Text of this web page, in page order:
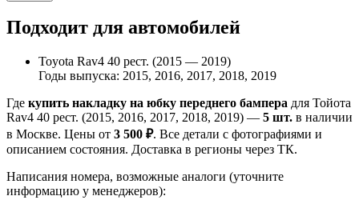
Подходит для автомобилей
Toyota Rav4 40 рест. (2015 — 2019)
Годы выпуска: 2015, 2016, 2017, 2018, 2019
Где купить накладку на юбку переднего бампера для Тойота
Rav4 40 рест. (2015, 2016, 2017, 2018, 2019) — 5 шт. в наличии
в Москве. Цены от 3 500 ₽. Все детали с фотографиями и
описанием состояния. Доставка в регионы через ТК.
Написания номера, возможные аналоги (уточните
информацию у менеджеров):